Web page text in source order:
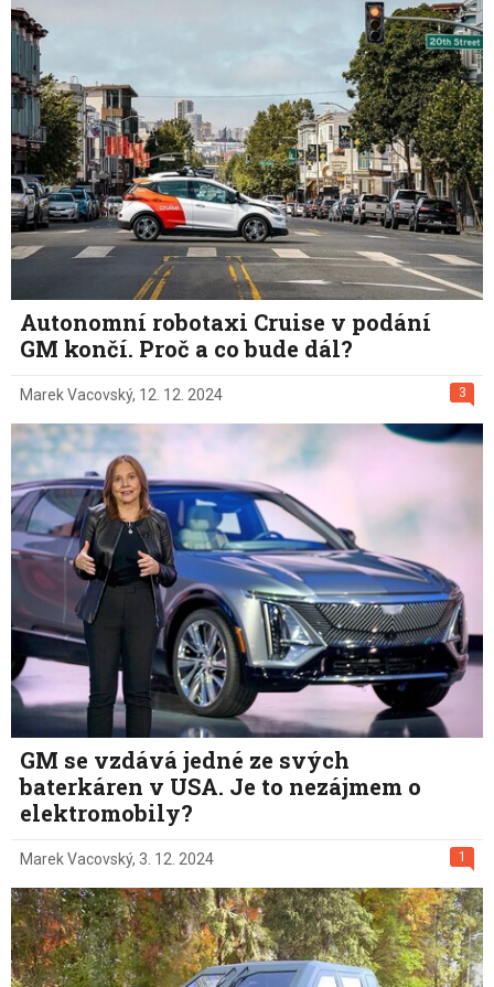
Autonomní robotaxi Cruise v podání
GM končí. Proč a co bude dál?
3
Marek Vacovský, 12. 12. 2024
GM se vzdává jedné ze svých
baterkáren v USA. Je to nezájmem o
elektromobily?
1
Marek Vacovský, 3. 12. 2024